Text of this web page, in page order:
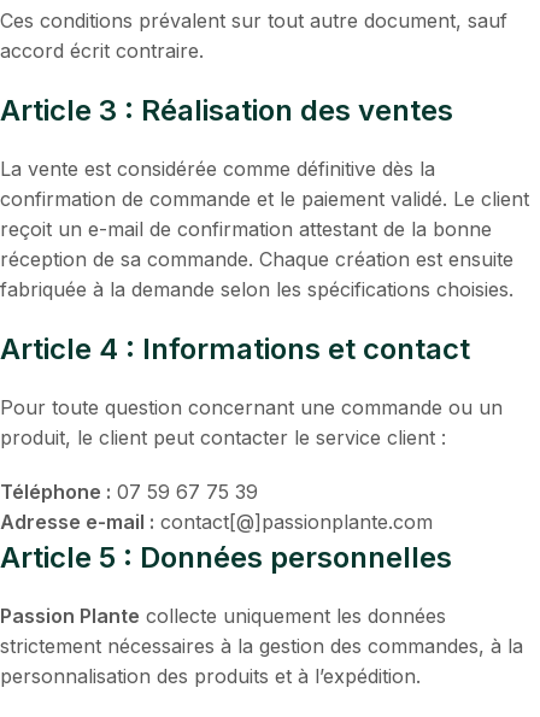
Ces conditions prévalent sur tout autre document, sauf
accord écrit contraire.
Article 3 : Réalisation des ventes
La vente est considérée comme définitive dès la
confirmation de commande et le paiement validé. Le client
reçoit un e-mail de confirmation attestant de la bonne
réception de sa commande. Chaque création est ensuite
fabriquée à la demande selon les spécifications choisies.
Article 4 : Informations et contact
Pour toute question concernant une commande ou un
produit, le client peut contacter le service client :
Téléphone : 07 59 67 75 39
Adresse e-mail : contact[@]passionplante.com
Article 5 : Données personnelles
Passion Plante collecte uniquement les données
strictement nécessaires à la gestion des commandes, à la
personnalisation des produits et à l’expédition.